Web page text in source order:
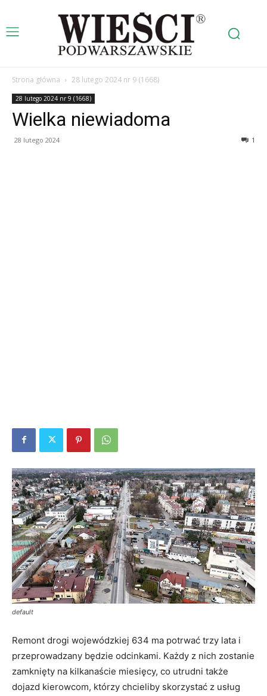
Strona główna 28 lutego 2024 nr 9 (1668)
28 lutego 2024 nr 9 (1668)
Wielka niewiadoma
28 lutego 2024 1
default
Remont drogi wojewódzkiej 634 ma potrwać trzy lata i
przeprowadzany będzie odcinkami. Każdy z nich zostanie
zamknięty na kilkanaście miesięcy, co utrudni także
dojazd kierowcom, którzy chcieliby skorzystać z usług